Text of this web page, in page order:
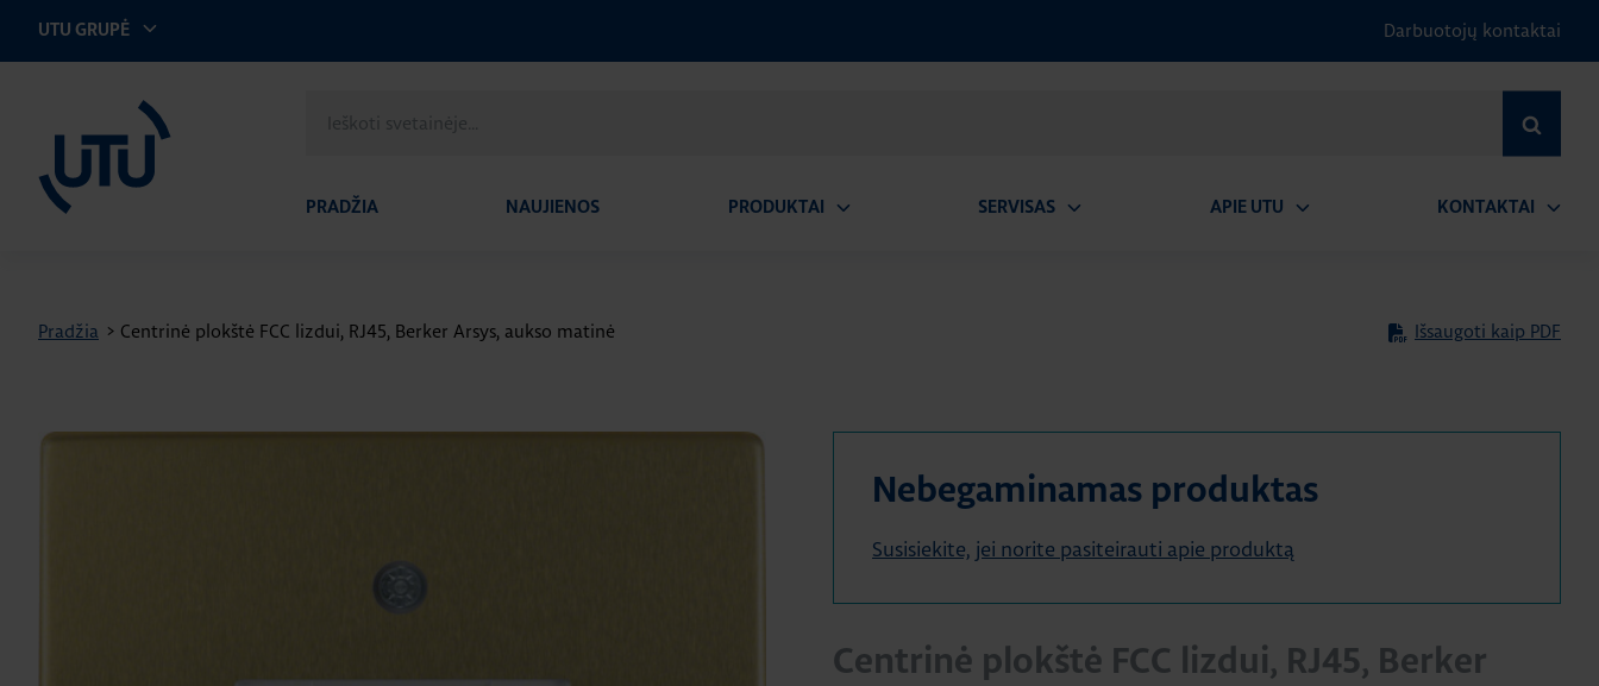
UTU GRUPĖ Darbuotojų kontaktai
svetainėje
PRADŽIA NAUJIENOS PRODUKTAI SERVISAS APIE UTU KONTAKTAI
Pradžia > Centrinė plokštė FCC lizdui, RJ45, Berker Arsys, aukso matinė Išsaugoti kaip PDF
Nebegaminamas produktas
Susisiekite, jei norite pasiteirauti apie produktą
Centrinė plokštė FCC lizdui, RJ45, Berker